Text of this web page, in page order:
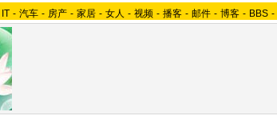
IT - 汽车 - 房产 - 家居 - 女人 - 视频 - 播客 - 邮件 - 博客 - BBS -